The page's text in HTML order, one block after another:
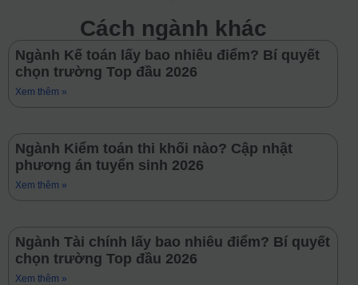
Cách ngành khác
Ngành Kế toán lấy bao nhiêu điểm? Bí quyết
chọn trường Top đầu 2026
Xem thêm »
Ngành Kiểm toán thi khối nào? Cập nhật
phương án tuyển sinh 2026
Xem thêm »
Ngành Tài chính lấy bao nhiêu điểm? Bí quyết
chọn trường Top đầu 2026
Xem thêm »